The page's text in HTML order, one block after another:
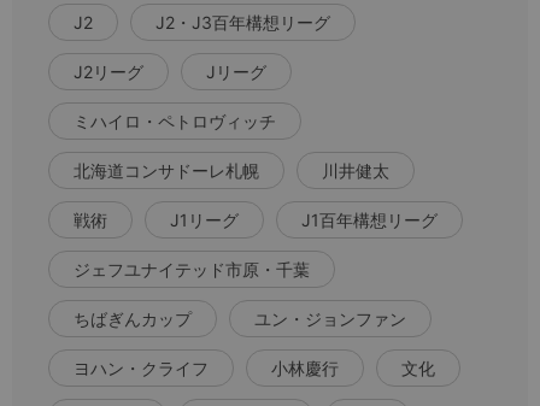
J2 J2・J3百年構想リーグ
J2リーグ Jリーグ
ミハイロ・ペトロヴィッチ
北海道コンサドーレ札幌 川井健太
戦術 J1リーグ J1百年構想リーグ
ジェフユナイテッド市原・千葉
ちばぎんカップ ユン・ジョンファン
ヨハン・クライフ 小林慶行 文化